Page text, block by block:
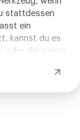
stattdessen
ein
kannst du es
oder die ganze